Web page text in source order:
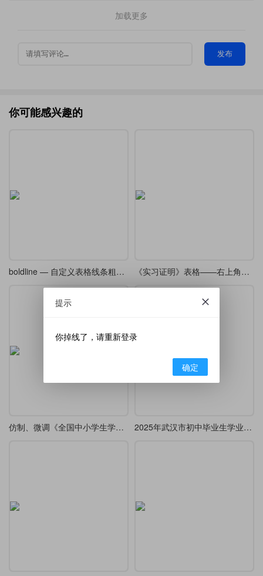
加载更多
发布
你可能感兴趣的
boldline — 自定义表格线条粗细宏包译介 《实习证明》表格——右上角带有连续数字编号
仿制、微调《全国中小学生学籍基础信息登记表》 2025年武汉市初中毕业生学业考试数学试卷
提示
你掉线了，请重新登录
确定